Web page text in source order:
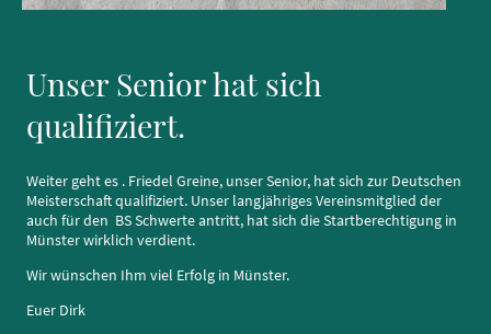
Unser Senior hat sich
qualifiziert.
Weiter geht es . Friedel Greine, unser Senior, hat sich zur Deutschen
Meisterschaft qualifiziert. Unser langjähriges Vereinsmitglied der
auch für den BS Schwerte antritt, hat sich die Startberechtigung in
Münster wirklich verdient.
Wir wünschen Ihm viel Erfolg in Münster.
Euer Dirk